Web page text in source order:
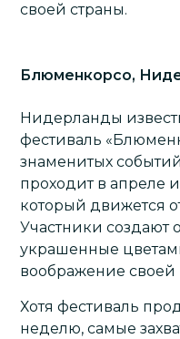
своей страны.
Блюменкорсо,
Нидерланды
фестиваль
знаменитых
проходит в апреле
который движется
Участники создают
украшенные
воображение своей
Хотя фестиваль
неделю, самые